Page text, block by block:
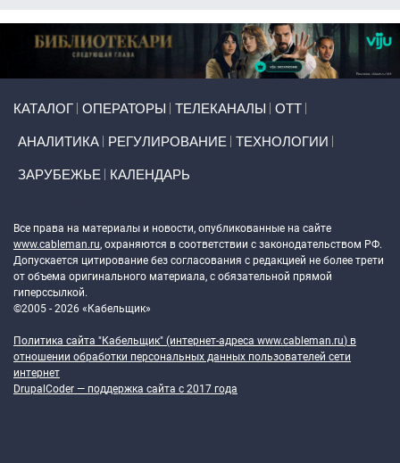
КАТАЛОГ ОПЕРАТОРЫ ТЕЛЕКАНАЛЫ ОТТ
АНАЛИТИКА РЕГУЛИРОВАНИЕ ТЕХНОЛОГИИ
ЗАРУБЕЖЬЕ КАЛЕНДАРЬ
Все права на материалы и новости, опубликованные на сайте
www.cableman.ru, охраняются в соответствии с законодательством РФ.
Допускается цитирование без согласования с редакцией не более трети
от объема оригинального материала, с обязательной прямой
гиперссылкой.
©2005 - 2026 «Кабельщик»
Политика сайта "Кабельщик" (интернет-адреса www.cableman.ru) в
отношении обработки персональных данных пользователей сети
интернет
DrupalCoder — поддержка сайта c 2017 года